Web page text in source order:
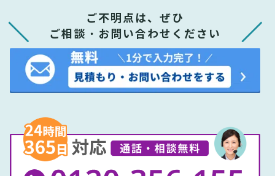
ご不明点は、ぜひ
ご相談・お問い合わせください